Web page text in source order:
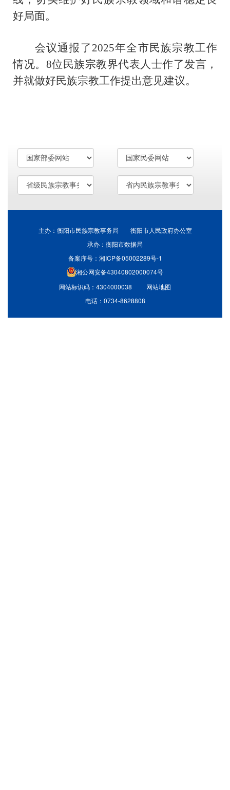
好局面。
会议通报了2025年全市民族宗教工作
情况。8位民族宗教界代表人士作了发言，
并就做好民族宗教工作提出意见建议。
主办：衡阳市民族宗教事务局 衡阳市人民政府办公室
承办：衡阳市数据局
备案序号：湘ICP备05002289号-1
湘公网安备43040802000074号
网站标识码：4304000038
网站地图
电话：0734-8628808